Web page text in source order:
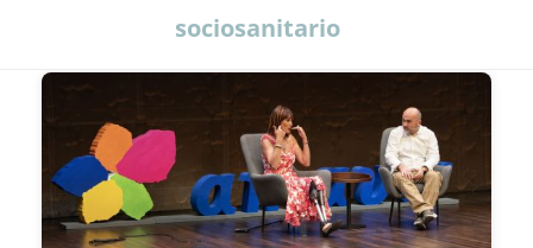
sociosanitario